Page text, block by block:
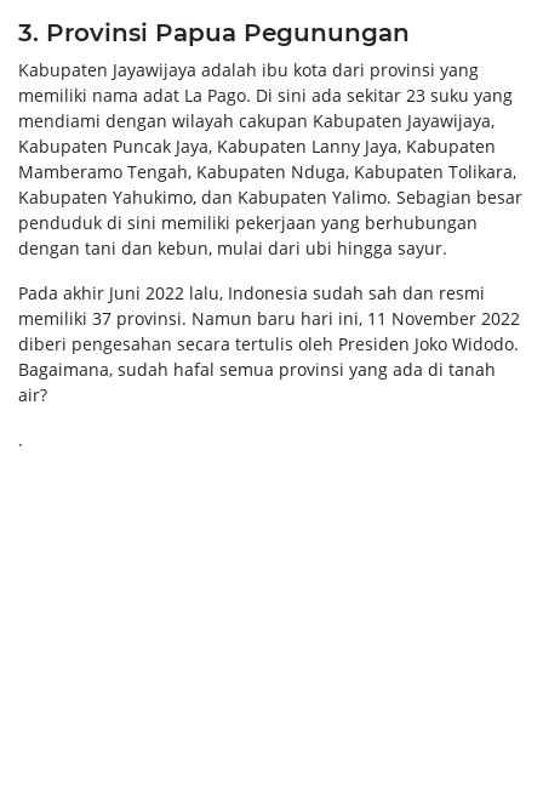
3. Provinsi Papua Pegunungan
Kabupaten Jayawijaya adalah ibu kota dari provinsi yang
memiliki nama adat La Pago. Di sini ada sekitar 23 suku yang
mendiami dengan wilayah cakupan Kabupaten Jayawijaya,
Kabupaten Puncak Jaya, Kabupaten Lanny Jaya, Kabupaten
Mamberamo Tengah, Kabupaten Nduga, Kabupaten Tolikara,
Kabupaten Yahukimo, dan Kabupaten Yalimo. Sebagian besar
penduduk di sini memiliki pekerjaan yang berhubungan
dengan tani dan kebun, mulai dari ubi hingga sayur.
Pada akhir Juni 2022 lalu, Indonesia sudah sah dan resmi
memiliki 37 provinsi. Namun baru hari ini, 11 November 2022
diberi pengesahan secara tertulis oleh Presiden Joko Widodo.
Bagaimana, sudah hafal semua provinsi yang ada di tanah
air?
.